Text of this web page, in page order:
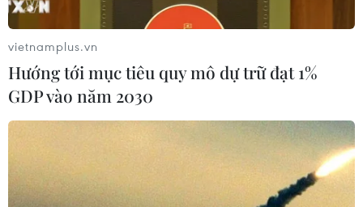
tháng 7/2026 giảm 0,12%
03/08/2026 07:40
Kỳ họp không thường
lệ thứ Nhất, Quốc hội khóa XVI
03/08/2026 00:08
vietnamplus.vn
Hướng tới mục tiêu quy mô dự trữ đạt 1%
GDP vào năm 2030